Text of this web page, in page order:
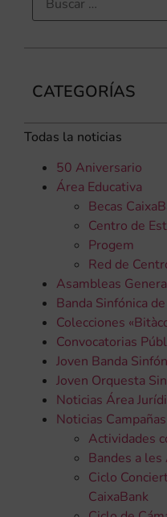
CATEGORÍAS
Todas la noticias
50 Aniversario
Área Educativa
Becas
Centro de
Progem
Red de
Asambleas
Banda Sinfónica
Colecciones
Convocatorias
Joven Banda
Joven Orquesta
Noticias Área
Noticias Campañas
Actividades
Bandes a
Ciclo
CaixaBank